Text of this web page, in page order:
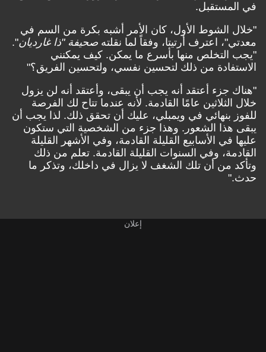
في المستقبل.
"خلال الشوط الأول، كان الأمر أشبه بكرة من السم في
معدتي"، اعترف أرتيتا، وفقاً لما نقلته صحيفة "ذا غارديان".
"يجب التخلص منها بأسرع ما يمكن. كيف يمكنني
الاستفادة من ذلك لتحسين نفسي، ولتحسين الفريق؟"
"هناك جزء أعتقد أنه يجب أن يبقى، وأعتقد أنه لن يزول
خلال الثلاثين عامًا القادمة. لأنه عندما تتاح لك الفرصة
للفوز بنهائي في ويمبلي، عليك أن تحقق ذلك. لذا يجب أن
يبقى هذا الشعور. وهذا جزء من الشخصية التي ستكون
عليها في الأسابيع القليلة القادمة، وفي الأشهر القليلة
القادمة، وفي السنوات القليلة القادمة. تعلم من ذلك
وتأكد من أن تلك الشغف لا يزال في داخلك، وتذكر ما
حدث."